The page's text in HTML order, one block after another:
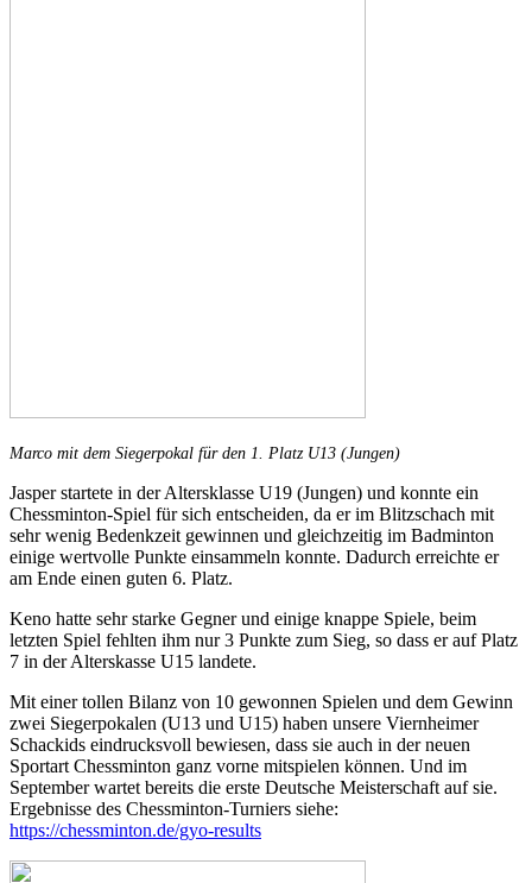
Marco mit dem Siegerpokal für den 1. Platz U13 (Jungen)
Jasper startete in der Altersklasse U19 (Jungen) und konnte ein
Chessminton-Spiel für sich entscheiden, da er im Blitzschach mit
sehr wenig Bedenkzeit gewinnen und gleichzeitig im Badminton
einige wertvolle Punkte einsammeln konnte. Dadurch erreichte er
am Ende einen guten 6. Platz.
Keno hatte sehr starke Gegner und einige knappe Spiele, beim
letzten Spiel fehlten ihm nur 3 Punkte zum Sieg, so dass er auf Platz
7 in der Alterskasse U15 landete.
Mit einer tollen Bilanz von 10 gewonnen Spielen und dem Gewinn
zwei Siegerpokalen (U13 und U15) haben unsere Viernheimer
Schackids eindrucksvoll bewiesen, dass sie auch in der neuen
Sportart Chessminton ganz vorne mitspielen können. Und im
September wartet bereits die erste Deutsche Meisterschaft auf sie.
Ergebnisse des Chessminton-Turniers siehe:
https://chessminton.de/gyo-results